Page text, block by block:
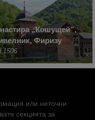
„Кошущей”,
Фиризу
1506
или неточни
секцията за